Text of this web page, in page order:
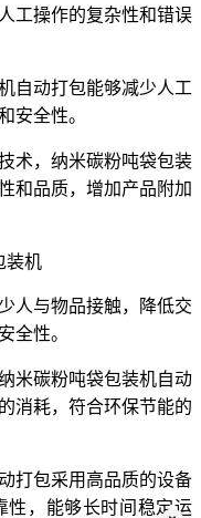
工操作的复杂性和错误
自动打包能够减少人工
安全性。
术，纳米碳粉吨袋包装
和品质，增加产品附加
人与物品接触，降低交
全性。
米碳粉吨袋包装机自动
消耗，符合环保节能的
打包采用高品质的设备
性，能够长时间稳定运